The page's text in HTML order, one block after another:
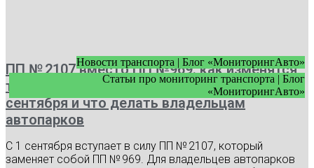
Новости транспорта | Блог «МониторингАвто»
Статьи про мониторинг транспорта | Блог
«МониторингАвто»
ПП № 2107 вместо ПП №969: как изменятся
требования к видеонаблюдению с 1
сентября и что делать владельцам
автопарков
С 1 сентября вступает в силу ПП № 2107, который
заменяет собой ПП № 969. Для владельцев автопарков